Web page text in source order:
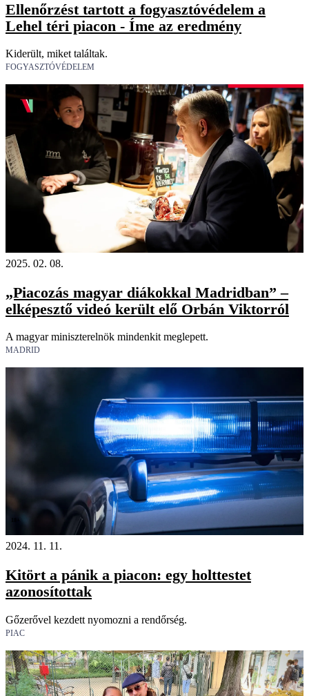
Ellenőrzést tartott a fogyasztóvédelem a
Lehel téri piacon - Íme az eredmény
Kiderült, miket találtak.
FOGYASZTÓVÉDELEM
2025. 02. 08.
„Piacozás magyar diákokkal Madridban” –
elképesztő videó került elő Orbán Viktorról
A magyar miniszterelnök mindenkit meglepett.
MADRID
2024. 11. 11.
Kitört a pánik a piacon: egy holttestet
azonosítottak
Gőzerővel kezdett nyomozni a rendőrség.
PIAC